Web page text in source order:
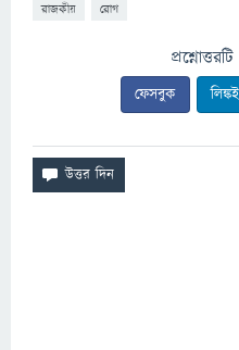
রাজকীয় রোগ
ফেসবুক